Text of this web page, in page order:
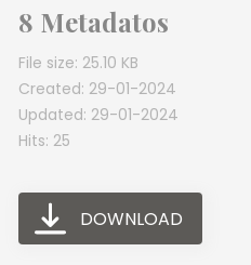
8 Metadatos
File size: 25.10 KB
Created: 29-01-2024
Updated: 29-01-2024
Hits: 25
DOWNLOAD